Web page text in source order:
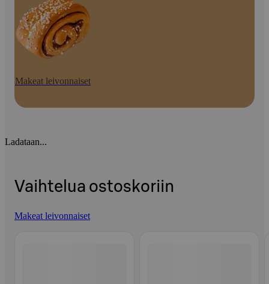
Makeat leivonnaiset
Ladataan...
Vaihtelua ostoskoriin
Makeat leivonnaiset